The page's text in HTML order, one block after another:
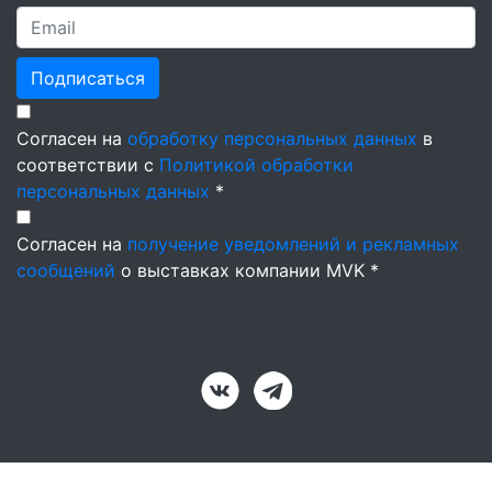
Подписаться
Согласен на обработку персональных данных в
соответствии с Политикой обработки
персональных данных *
Согласен на получение уведомлений и рекламных
сообщений о выставках компании MVK *